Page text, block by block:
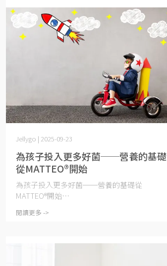
為孩子投入更多好菌──營養的基礎
從MATTEO®開始
Jellygo | 2025-09-23
為孩子投入更多好菌──營養的基礎從
MATTEO®開始⋯
閱讀更多 ->